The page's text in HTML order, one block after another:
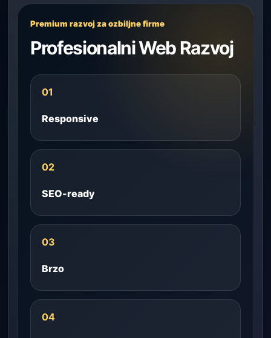
Premium razvoj za ozbiljne firme
Profesionalni Web Razvoj
01
Responsive
02
SEO-ready
03
Brzo
04